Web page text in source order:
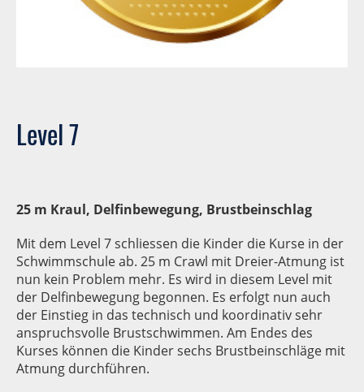
Level 7
25 m Kraul, Delfinbewegung, Brustbeinschlag
Mit dem Level 7 schliessen die Kinder die Kurse in der
Schwimmschule ab. 25 m Crawl mit Dreier-Atmung ist
nun kein Problem mehr. Es wird in diesem Level mit
der Delfinbewegung begonnen. Es erfolgt nun auch
der Einstieg in das technisch und koordinativ sehr
anspruchsvolle Brustschwimmen. Am Endes des
Kurses können die Kinder sechs Brustbeinschläge mit
Atmung durchführen.